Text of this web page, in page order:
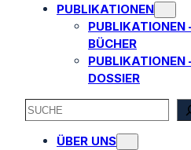
PUBLIKATIONEN
PUBLIKATIONEN
BÜCHER
PUBLIKATIONEN
DOSSIER
SEARCH
ÜBER UNS